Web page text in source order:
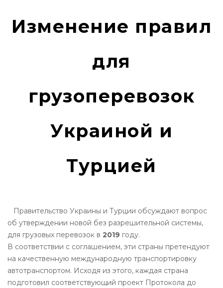
Изменение правил
для
грузоперевозок
Украиной и
Турцией
Правительство Украины и Турции обсуждают вопрос
об утверждении новой без разрешительной системы,
для грузовых перевозок в 2019 году.
В соответствии с соглашением, эти страны претендуют
на качественную международную транспортировку
автотранспортом. Исходя из этого, каждая страна
подготовил соответствующий проект Протокола до